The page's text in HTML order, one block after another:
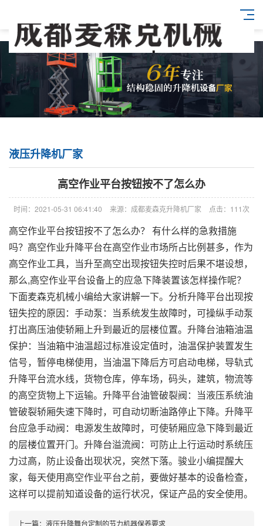
液压升降机厂家
高空作业平台按钮按不了怎么办
时间：2021-05-31 06:41:40 来源：成都麦森克升降机厂家 点击：111次
高空作业平台按钮按不了怎么办？ 有什么样的急救措施
吗？高空作业升降平台在高空作业市场所占比例甚多，作为
高空作业工具，当升至高空出现按钮失控时后果不堪设想，
那么,高空作业平台设备上的应急下降装置该怎样操作呢？
下面麦森克机械小编给大家讲解一下。分析升降平台出现按
钮失控的原因：手动泵：当系统发生故障时，可操纵手动泵
打出高压油使轿厢上升到最近的层楼位置。升降台油箱油温
保护：当油箱中油温超过标准设定值时，油温保护装置发生
信号，暂停电梯使用，当油温下降后方可启动电梯，导轨式
升降平台流水线，货物仓库，停车场，码头，建筑，物流等
的高空货物上下运输。升降平台油管破裂阀：当液压系统油
管破裂轿厢失速下降时，可自动切断油路停止下降。升降平
台应急手动阀：电源发生故障时，可使轿厢应急下降到最近
的层楼位置开门。升降台溢流阀：可防止上行运动时系统压
力过高，防止设备出现状况，突然下落。骏业小编提醒大
家，每天使用高空作业平台之前，要做好基本的设备检查，
这样可以提前知道设备的运行状况，保证产品的安全使用。
上一篇： 液压升降舞台定制的节力机器保养要求